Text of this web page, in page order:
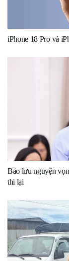
iPhone 18 Pro và
Bảo lưu nguyện
thi lại